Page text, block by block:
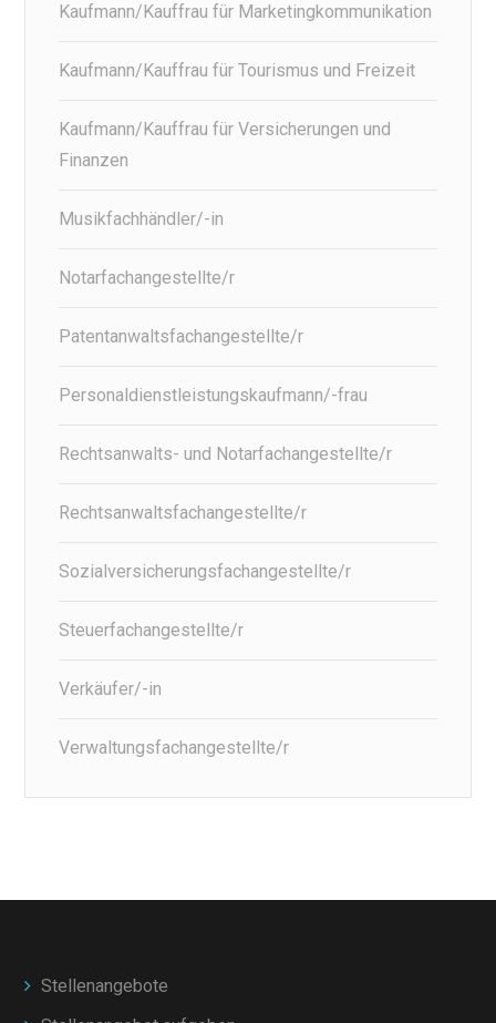
Kaufmann/Kauffrau für Marketingkommunikation
Kaufmann/Kauffrau für Tourismus und Freizeit
Kaufmann/Kauffrau für Versicherungen und
Finanzen
Musikfachhändler/-in
Notarfachangestellte/r
Patentanwaltsfachangestellte/r
Personaldienstleistungskaufmann/-frau
Rechtsanwalts- und Notarfachangestellte/r
Rechtsanwaltsfachangestellte/r
Sozialversicherungsfachangestellte/r
Steuerfachangestellte/r
Verkäufer/-in
Verwaltungsfachangestellte/r
Stellenangebote